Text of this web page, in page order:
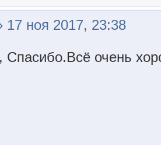
17 ноя 2017, 23:38
Спасибо.Всё очень